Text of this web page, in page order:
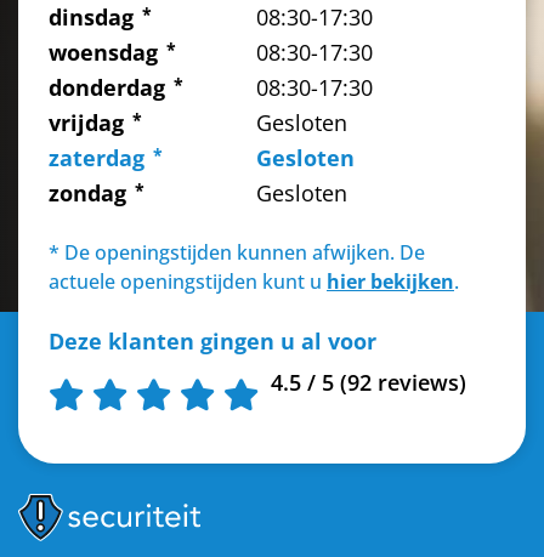
dinsdag
08:30-17:30
woensdag
08:30-17:30
donderdag
08:30-17:30
vrijdag
Gesloten
zaterdag
Gesloten
zondag
Gesloten
* De openingstijden kunnen afwijken. De
actuele openingstijden kunt u hier bekijken.
Deze klanten gingen u al voor
4.5 / 5 (92 reviews)